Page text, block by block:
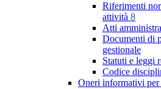
Riferimenti
attività 8
Atti
Documenti di
gestionale
Statuti e leggi
Codice
Oneri informativi per